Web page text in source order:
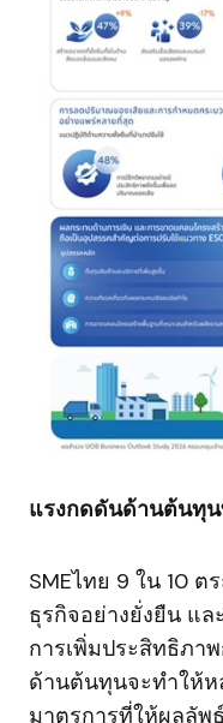
แรงกดดันด้านต้นทุ
SMEไทย 9 ใน 10
ธุรกิจอย่างยั่งยืน แ
การเพิ่มประสิทธิภา
ด้านต้นทุนจะทำให้ห
มาตรการที่ให้ผลลัพ